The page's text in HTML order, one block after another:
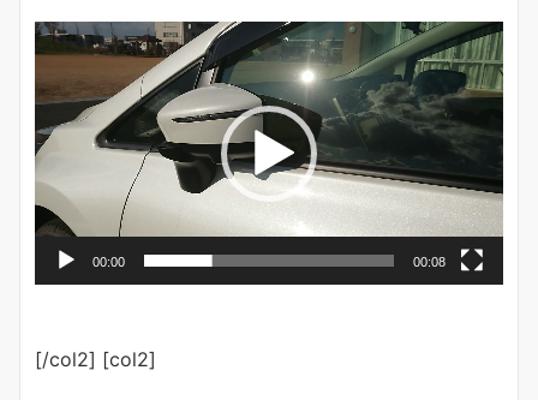
動
画
プ
レ
ー
ヤ
ー
00:00 00:08
[/col2] [col2]